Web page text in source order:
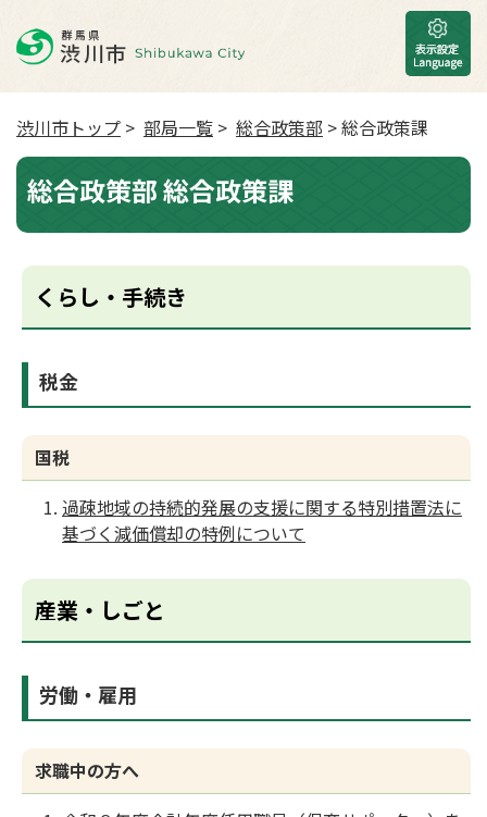
渋川市トップ > 部局一覧 > 総合政策部 > 総合政策課
総合政策部 総合政策課
くらし・手続き
税金
国税
過疎地域の持続的発展の支援に関する特別措置法に
基づく減価償却の特例について
産業・しごと
労働・雇用
求職中の方へ